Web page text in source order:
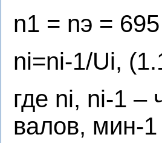
n1 = nэ =
ni=ni-1/Ui,
где ni, ni-1 –
валов, мин-1